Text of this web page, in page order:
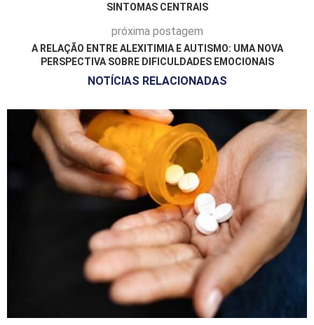
SINTOMAS CENTRAIS
próxima postagem
A RELAÇÃO ENTRE ALEXITIMIA E AUTISMO: UMA NOVA
PERSPECTIVA SOBRE DIFICULDADES EMOCIONAIS
NOTÍCIAS RELACIONADAS